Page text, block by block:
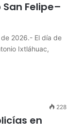
Felipe–
2026.- El día de
Ixtláhuac,
228
en